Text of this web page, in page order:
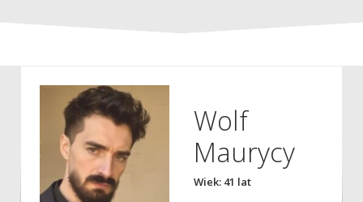
Wolf
Maurycy
Wiek: 41 lat